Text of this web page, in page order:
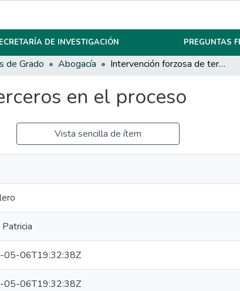
DE INVESTIGACIÓN PREGUNTAS
de Grado Abogacía Intervención forzosa de terceros en el proceso
en el proceso
Vista sencilla de ítem
Patricia
05-06T19:32:38Z
05-06T19:32:38Z